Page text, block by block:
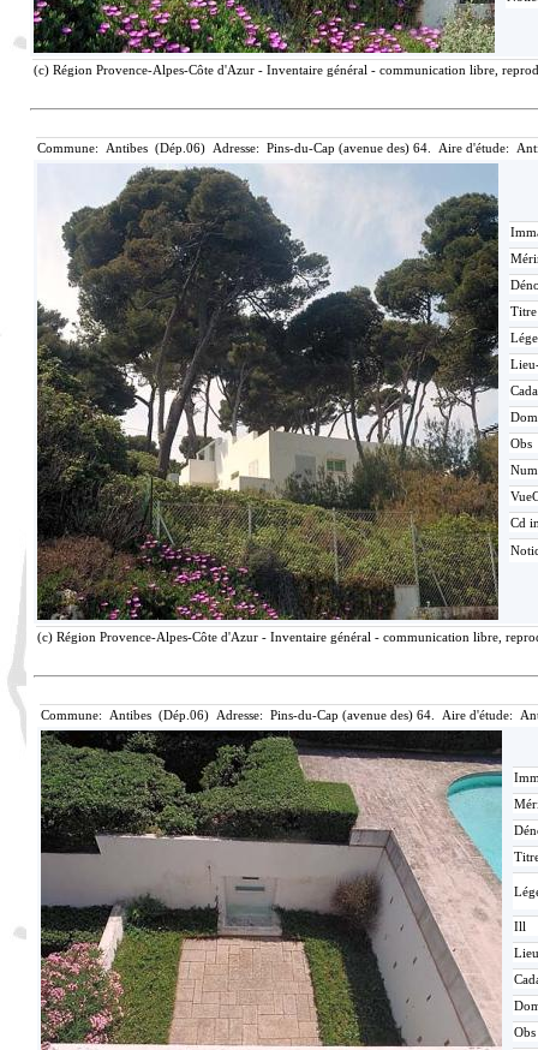
(c) Région Provence-Alpes-Côte d'Azur - Inventaire général - communication libre,
Commune: Antibes (Dép.06) Adresse: Pins-du-Cap (avenue des) 64. Aire d'étude:
Obs
Cd
(c) Région Provence-Alpes-Côte d'Azur - Inventaire général - communication libre,
Commune: Antibes (Dép.06) Adresse: Pins-du-Cap (avenue des) 64. Aire d'étude:
Ill
Obs